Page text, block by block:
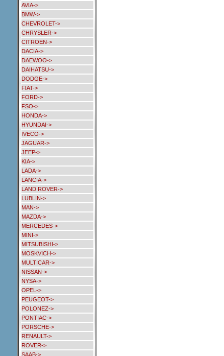
AVIA->
BMW->
CHEVROLET->
CHRYSLER->
CITROEN->
DACIA->
DAEWOO->
DAIHATSU->
DODGE->
FIAT->
FORD->
FSO->
HONDA->
HYUNDAI->
IVECO->
JAGUAR->
JEEP->
KIA->
LADA->
LANCIA->
LAND ROVER->
LUBLIN->
MAN->
MAZDA->
MERCEDES->
MINI->
MITSUBISHI->
MOSKVICH->
MULTICAR->
NISSAN->
NYSA->
OPEL->
PEUGEOT->
POLONEZ->
PONTIAC->
PORSCHE->
RENAULT->
ROVER->
SAAB->